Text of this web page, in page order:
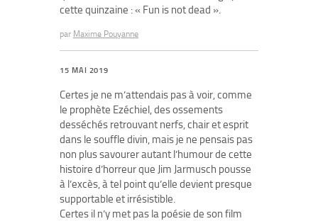
cette quinzaine : « Fun is not dead ».
par Maxime Pouyanne
15 MAI 2019
Certes je ne m’attendais pas à voir, comme
le prophète Ezéchiel, des ossements
desséchés retrouvant nerfs, chair et esprit
dans le souffle divin, mais je ne pensais pas
non plus savourer autant l’humour de cette
histoire d’horreur que Jim Jarmusch pousse
à l’excès, à tel point qu’elle devient presque
supportable et irrésistible.
Certes il n’y met pas la poésie de son film